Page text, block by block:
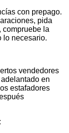
con prepago.
pida
compruebe la
lo necesario.
vendedores
en
estafadores